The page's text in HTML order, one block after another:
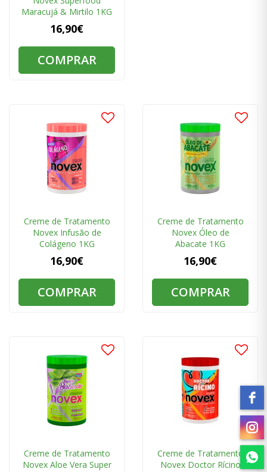
Maracujá & Mirtilo 1KG
16,90€
COMPRAR
Creme de Tratamento
Novex Infusão de
Colágeno 1KG
16,90€
COMPRAR
Creme de Tratamento
Novex Óleo de
Abacate 1KG
16,90€
COMPRAR
Creme de Tratamento
Novex Aloe Vera Super
Creme de Tratamento
Novex Doctor Rícino